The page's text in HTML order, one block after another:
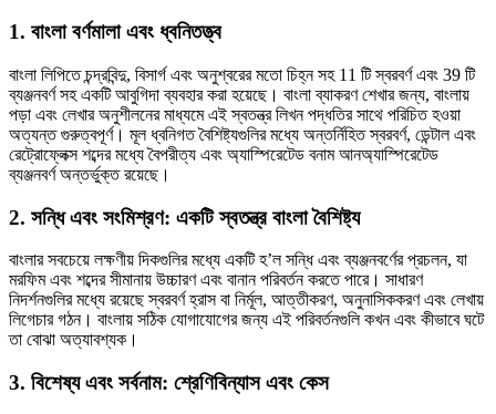
1. বাংলা বর্ণমালা এবং ধ্বনিতত্ত্ব
বাংলা লিপিতে চন্দ্রবিন্দু, বিসার্গ এবং অনুশ্বরের মতো চিহ্ন সহ 11 টি স্বরবর্ণ এবং 39 টি
ব্যঞ্জনবর্ণ সহ একটি আবুগিদা ব্যবহার করা হয়েছে। বাংলা ব্যাকরণ শেখার জন্য, বাংলায়
পড়া এবং লেখার অনুশীলনের মাধ্যমে এই স্বতন্ত্র লিখন পদ্ধতির সাথে পরিচিত হওয়া
অত্যন্ত গুরুত্বপূর্ণ। মূল ধ্বনিগত বৈশিষ্ট্যগুলির মধ্যে অন্তর্নিহিত স্বরবর্ণ, ডেন্টাল এবং
রেট্রোফ্লেক্স শব্দের মধ্যে বৈপরীত্য এবং অ্যাস্পিরেটেড বনাম আনঅ্যাস্পিরেটেড
ব্যঞ্জনবর্ণ অন্তর্ভুক্ত রয়েছে।
2. সন্ধি এবং সংমিশ্রণ: একটি স্বতন্ত্র বাংলা বৈশিষ্ট্য
বাংলার সবচেয়ে লক্ষণীয় দিকগুলির মধ্যে একটি হ’ল সন্ধি এবং ব্যঞ্জনবর্ণের প্রচলন, যা
মরফিম এবং শব্দের সীমানায় উচ্চারণ এবং বানান পরিবর্তন করতে পারে। সাধারণ
নিদর্শনগুলির মধ্যে রয়েছে স্বরবর্ণ হ্রাস বা নির্মূল, আত্তীকরণ, অনুনাসিককরণ এবং লেখায়
লিগেচার গঠন। বাংলায় সঠিক যোগাযোগের জন্য এই পরিবর্তনগুলি কখন এবং কীভাবে ঘটে
তা বোঝা অত্যাবশ্যক।
3. বিশেষ্য এবং সর্বনাম: শ্রেণিবিন্যাস এবং কেস